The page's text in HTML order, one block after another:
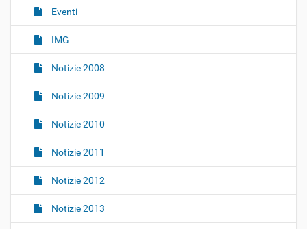
n
Eventi
IMG
Notizie 2008
Notizie 2009
Notizie 2010
Notizie 2011
Notizie 2012
Notizie 2013